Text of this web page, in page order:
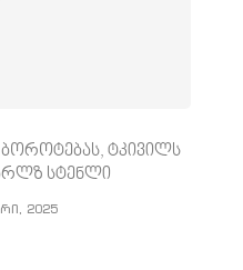
ტკივილს
სტენლი
2025